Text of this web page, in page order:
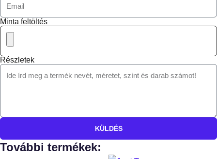
Minta feltöltés
Részletek
KÜLDÉS
További termékek: